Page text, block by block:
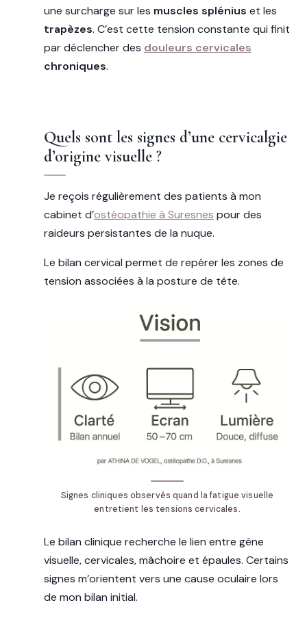
une surcharge sur les muscles splénius et les
trapèzes. C’est cette tension constante qui finit
par déclencher des douleurs cervicales
chroniques.
Quels sont les signes d’une cervicalgie
d’origine visuelle ?
Je reçois régulièrement des patients à mon
cabinet d’ostéopathie à Suresnes pour des
raideurs persistantes de la nuque.
Le bilan cervical permet de repérer les zones de
tension associées à la posture de tête.
Signes cliniques observés quand la fatigue visuelle
entretient les tensions cervicales.
Le bilan clinique recherche le lien entre gêne
visuelle, cervicales, mâchoire et épaules. Certains
signes m’orientent vers une cause oculaire lors
de mon bilan initial.